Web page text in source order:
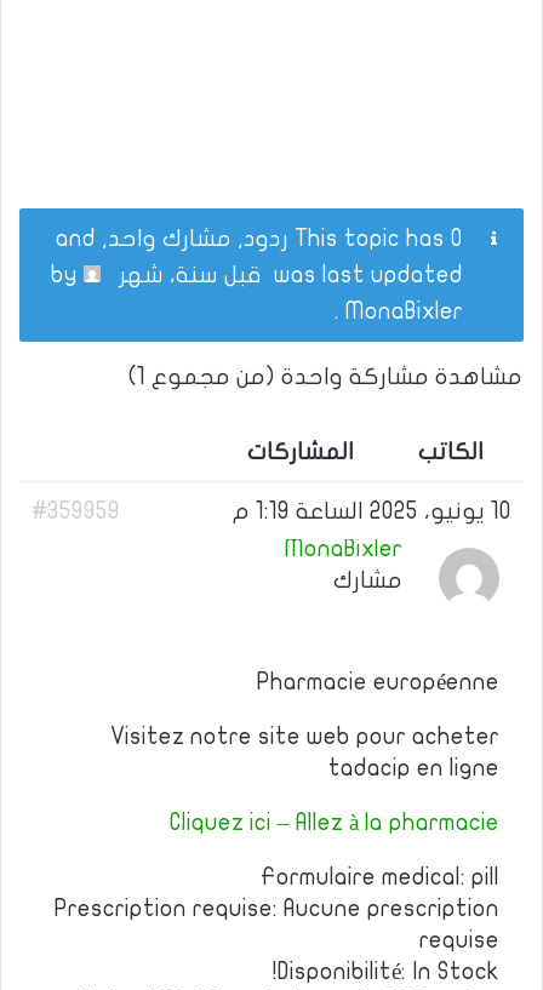
This topic has 0 ردود, مشارك واحد, and
was last updated قبل سنة، شهر
MonaBixler
.
مشاهدة مشاركة واحدة (من مجموع 1)
الكاتب المشاركات
10 يونيو، 2025 الساعة 1:19 م
#359959
MonaBixler
مشارك
Pharmacie européenne
Visitez notre site web pour acheter
tadacip en ligne
Cliquez ici – Allez à la pharmacie
Formulaire medical: pill
Prescription requise: Aucune prescription
requise
Disponibilité: In Stock!